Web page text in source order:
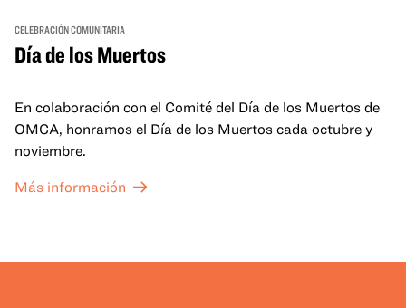
CELEBRACIÓN COMUNITARIA
Día de los Muertos
En colaboración con el Comité del Día de los Muertos de
OMCA, honramos el Día de los Muertos cada octubre y
noviembre.
Más información